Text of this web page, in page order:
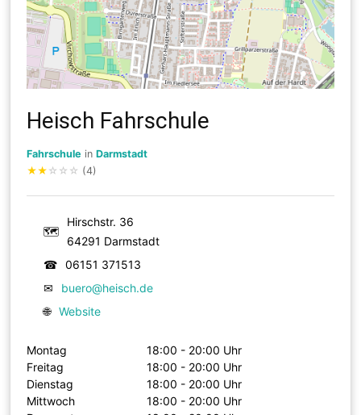
Heisch Fahrschule
Fahrschule inDarmstadt
★★ ☆ ☆ ☆ (4)
🗺
Hirschstr. 36
64291 Darmstadt
☎
06151 371513
✉
buero@heisch.de
🌐 Website
Montag
18:00 - 20:00 Uhr
Freitag
18:00 - 20:00 Uhr
Dienstag
18:00 - 20:00 Uhr
Mittwoch
18:00 - 20:00 Uhr